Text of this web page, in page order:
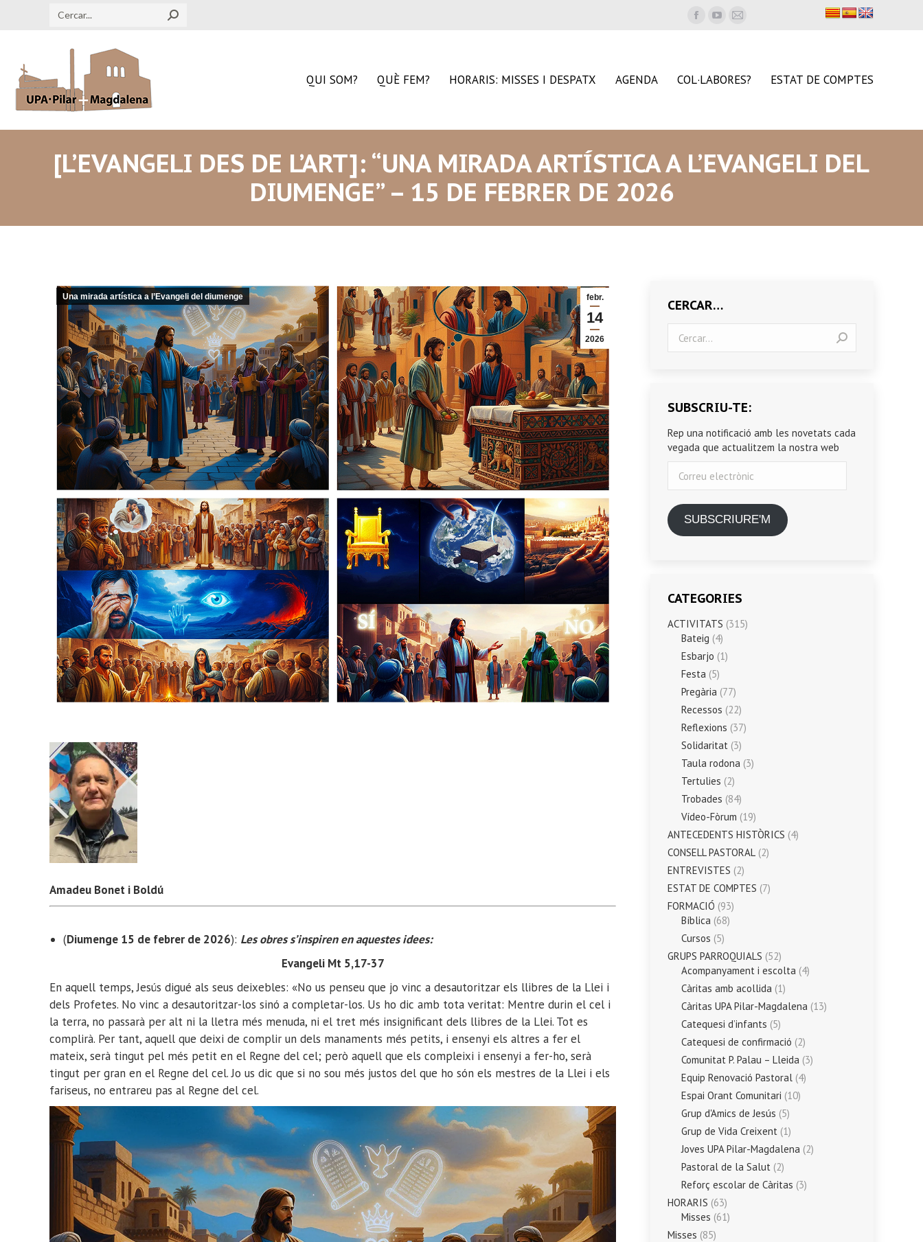
Search:
Facebook
in
YouTube
in
Mail
in
QUI SOM? QUÈ FEM? HORARIS: MISSES I DESPATX AGENDA COL·LABORES? ESTAT DE COMPTES
[L’EVANGELI DES DE L’ART]: “UNA MIRADA ARTÍSTICA A L’EVANGELI DEL
DIUMENGE” – 15 DE FEBRER DE 2026
febr.
14
2026
Una mirada artística a l’Evangeli del diumenge
Amadeu Bonet i Boldú
(Diumenge 15 de febrer de 2026): Les obres s’inspiren en aquestes idees:
Evangeli Mt 5,17-37
En aquell temps, Jesús digué als seus deixebles: «No us penseu que jo vinc a desautoritzar els llibres de la Llei i
dels Profetes. No vinc a desautoritzar-los sinó a completar-los. Us ho dic amb tota veritat: Mentre durin el cel i
la terra, no passarà per alt ni la lletra més menuda, ni el tret més insignificant dels llibres de la Llei. Tot es
complirà. Per tant, aquell que deixi de complir un dels manaments més petits, i ensenyi els altres a fer el
mateix, serà tingut pel més petit en el Regne del cel; però aquell que els compleixi i ensenyi a fer-ho, serà
tingut per gran en el Regne del cel. Jo us dic que si no sou més justos del que ho són els mestres de la Llei i els
fariseus, no entrareu pas al Regne del cel.
CERCAR…
SUBSCRIU-TE:
Rep una notificació amb les novetats cada
vegada que actualitzem la nostra web
electrònic
SUBSCRIURE'M
CATEGORIES
ACTIVITATS (315)
Bateig (4)
Esbarjo (1)
Festa (5)
Pregària (77)
Recessos (22)
Reflexions (37)
Solidaritat (3)
Taula rodona (3)
Tertulies (2)
Trobades (84)
Vídeo-Fòrum (19)
ANTECEDENTS HISTÒRICS (4)
CONSELL PASTORAL (2)
ENTREVISTES (2)
ESTAT DE COMPTES (7)
FORMACIÓ (93)
Bíblica (68)
Cursos (5)
GRUPS PARROQUIALS (52)
Acompanyament i escolta (4)
Càritas amb acollida (1)
Càritas UPA Pilar-Magdalena (13)
Catequesi d’infants (5)
Catequesi de confirmació (2)
Comunitat P. Palau – Lleida (3)
Equip Renovació Pastoral (4)
Espai Orant Comunitari (10)
Grup d'Amics de Jesús (5)
Grup de Vida Creixent (1)
Joves UPA Pilar-Magdalena (2)
Pastoral de la Salut (2)
Reforç escolar de Càritas (3)
HORARIS (63)
Misses (61)
Misses (85)